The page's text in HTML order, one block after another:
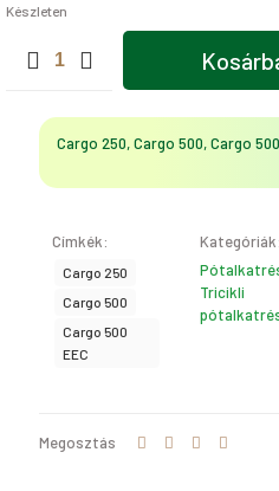
Készleten
KORMÁNYRÖGZÍTŐ
CSAVARANYA
KORMÁNYZÁRRAL
mennyiség
Cargo 250, Cargo 500, Cargo 500
Címkék:
Cargo 250
Cargo 500
Cargo 500
EEC
Kategóriák:
Tricikli
Megosztás